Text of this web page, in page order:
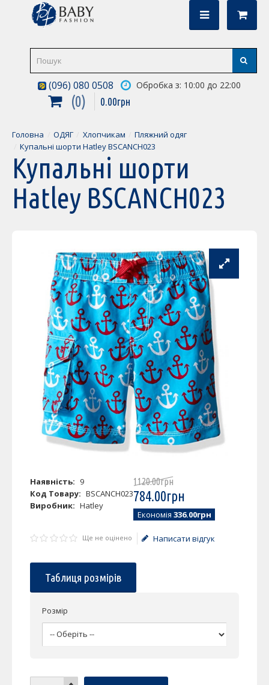
(096) 080 0508 Обробка з: 10:00 до 22:00
0 0.00грн
Головна ОДЯГ Хлопчикам
Пляжний одяг
Купальні шорти Hatley BSCANCH023
Купальні шорти
Hatley BSCANCH023
Наявність: 9
Код Товару: BSCANCH023
Виробник: Hatley
1120.00грн
784.00грн
Економія 336.00грн
Ще не оцінено Написати відгук
Таблиця розмірів
Розмір